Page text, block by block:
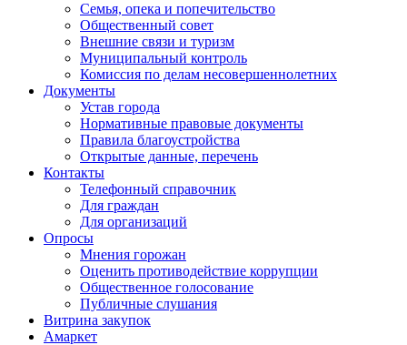
Семья, опека и попечительство
Общественный совет
Внешние связи и туризм
Муниципальный контроль
Комиссия по делам несовершеннолетних
Документы
Устав города
Нормативные правовые документы
Правила благоустройства
Открытые данные, перечень
Контакты
Телефонный справочник
Для граждан
Для организаций
Опросы
Мнения горожан
Оценить противодействие коррупции
Общественное голосование
Публичные слушания
Витрина закупок
Амаркет